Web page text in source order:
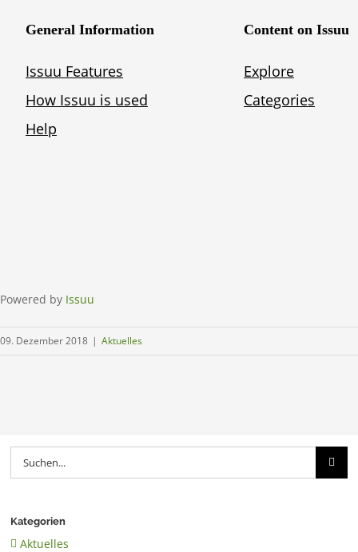
Powered by Issuu
09. Dezember 2018 | Aktuelles
Suche
nach:
Kategorien
Aktuelles